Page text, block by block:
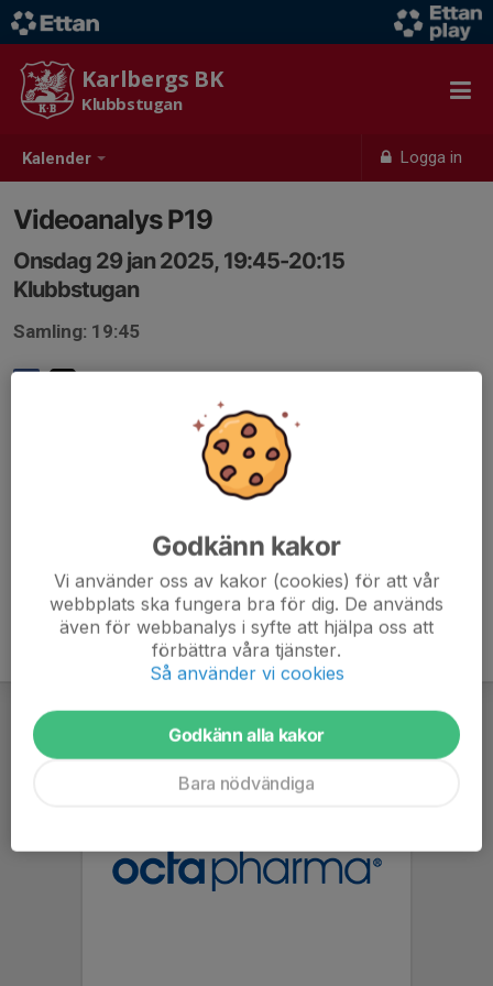
Kalender Logga in
Karlbergs BK
Klubbstugan
Videoanalys P19
Onsdag 29 jan 2025, 19:45-20:15
Klubbstugan
Samling: 19:45
Godkänn kakor
Vi använder oss av kakor (cookies) för att vår
webbplats ska fungera bra för dig. De används
även för webbanalys i syfte att hjälpa oss att
förbättra våra tjänster.
Så använder vi cookies
Godkänn alla kakor
Bara nödvändiga